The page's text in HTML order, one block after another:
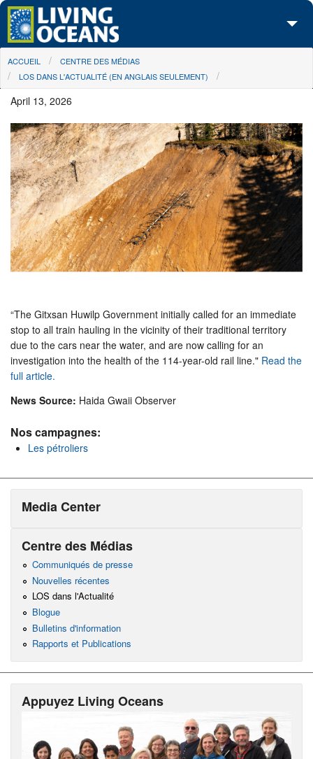
Skip to main content
À propos de nous
Nos campagnes
Centre des Médias
Les Cartes
Passez à l'action
You are here
ACCUEIL
CENTRE DES MÉDIAS
LOS DANS L'ACTUALITÉ (EN ANGLAIS SEULEMENT)
April 13, 2026
“The Gitxsan Huwilp Government initially called for an immediate
stop to all train hauling in the vicinity of their traditional territory
due to the cars near the water, and are now calling for an
investigation into the health of the 114-year-old rail line." Read the
full article.
News Source: Haida Gwaii Observer
Nos campagnes:
Les pétroliers
Media Center
Centre des Médias
Communiqués de presse
Nouvelles récentes
LOS dans l'Actualité
Blogue
Bulletins d'information
Rapports et Publications
Appuyez Living Oceans